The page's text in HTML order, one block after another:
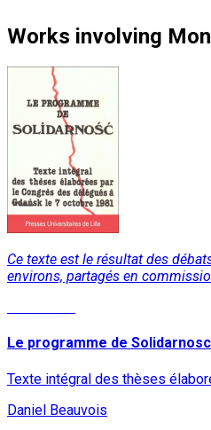
Works involving
Ce texte est le résultat des
environs, partagés en
Le programme de Solidarnosc
Texte intégral des thèses
Daniel Beauvois